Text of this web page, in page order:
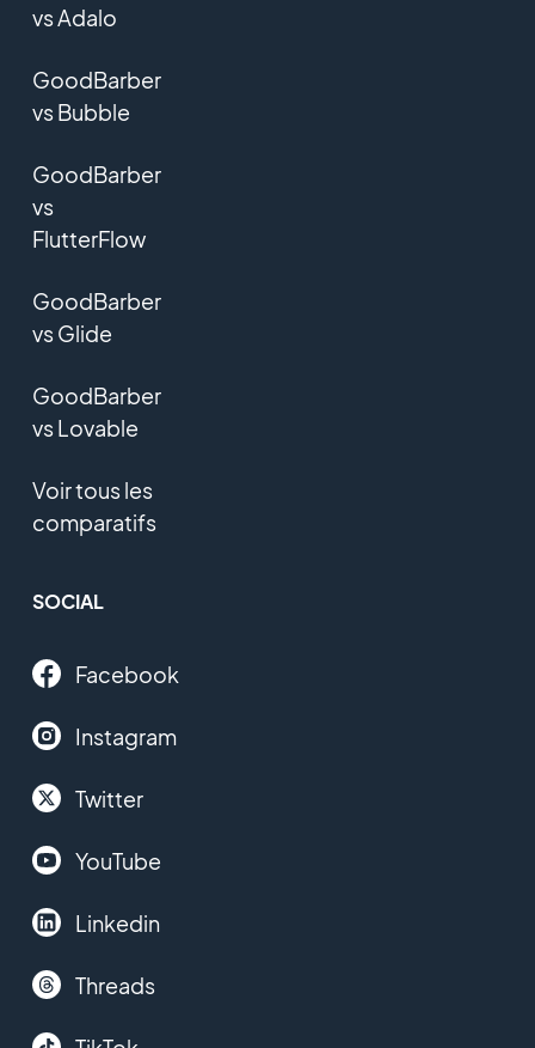
vs Adalo
GoodBarber
vs Bubble
GoodBarber
vs
FlutterFlow
GoodBarber
vs Glide
GoodBarber
vs Lovable
Voir tous les
comparatifs
SOCIAL
Facebook
Instagram
Twitter
YouTube
Linkedin
Threads